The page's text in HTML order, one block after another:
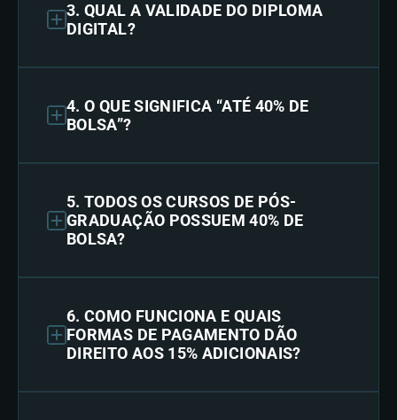
3. QUAL A VALIDADE DO DIPLOMA
DIGITAL?
4. O QUE SIGNIFICA “ATÉ 40% DE
BOLSA”?
5. TODOS OS CURSOS DE PÓS-
GRADUAÇÃO POSSUEM 40% DE
BOLSA?
6. COMO FUNCIONA E QUAIS
FORMAS DE PAGAMENTO DÃO
DIREITO AOS 15% ADICIONAIS?